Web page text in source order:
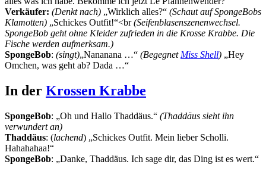
Verkäufer: (Denkt nach) „Wirklich alles?“ (Schaut auf SpongeBobs
Klamotten) „Schickes Outfit!“<br(Seifenblasenszenenwechsel.
SpongeBob geht ohne Kleider zufrieden in die Krosse Krabbe. Die
Fische werden aufmerksam.)
SpongeBob: (singt)„Nananana …“ (Begegnet Miss Shell) „Hey
Omchen, was geht ab? Dada …“
In der Krossen Krabbe
SpongeBob: „Oh und Hallo Thaddäus.“ (Thaddäus sieht ihn
verwundert an)
Thaddäus: (lachend) „Schickes Outfit. Mein lieber Scholli.
Hahahahaa!“
SpongeBob: „Danke, Thaddäus. Ich sage dir, das Ding ist es wert.“